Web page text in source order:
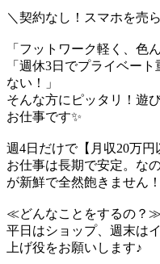
＼契約なし！スマホを売
「フットワーク軽く、色
「週休3日でプライベー
ない！」
そんな方にピッタリ！遊
お仕事です✨
週4日だけで【月収20万円
お仕事は長期で安定。な
が新鮮で全然飽きません！
≪どんなことをするの？≫
平日はショップ、週末は
上げ役をお願いします♪